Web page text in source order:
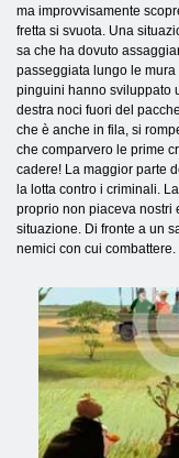
ma improvvisamente
fretta si svuota. Una
sa che ha dovuto
passeggiata lungo le
pinguini hanno sviluppato
destra noci fuori del
che è anche in fila, si
che comparvero le prime
cadere! La maggior parte
la lotta contro i criminali.
proprio non piaceva nostri
situazione. Di fronte a un
nemici con cui combattere.